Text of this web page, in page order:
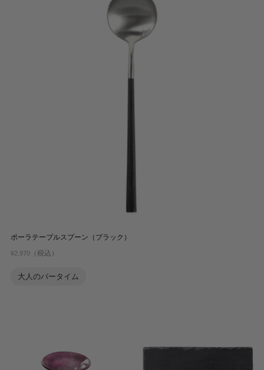
ポーラテーブルスプーン（ブラック）
¥2,970（税込）
大人のバータイム